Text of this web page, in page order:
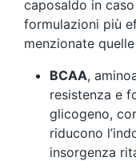
caposaldo in
formulazioni più
menzionate
BCAA,
resistenza e
glicogeno,
riducono
insorgenza